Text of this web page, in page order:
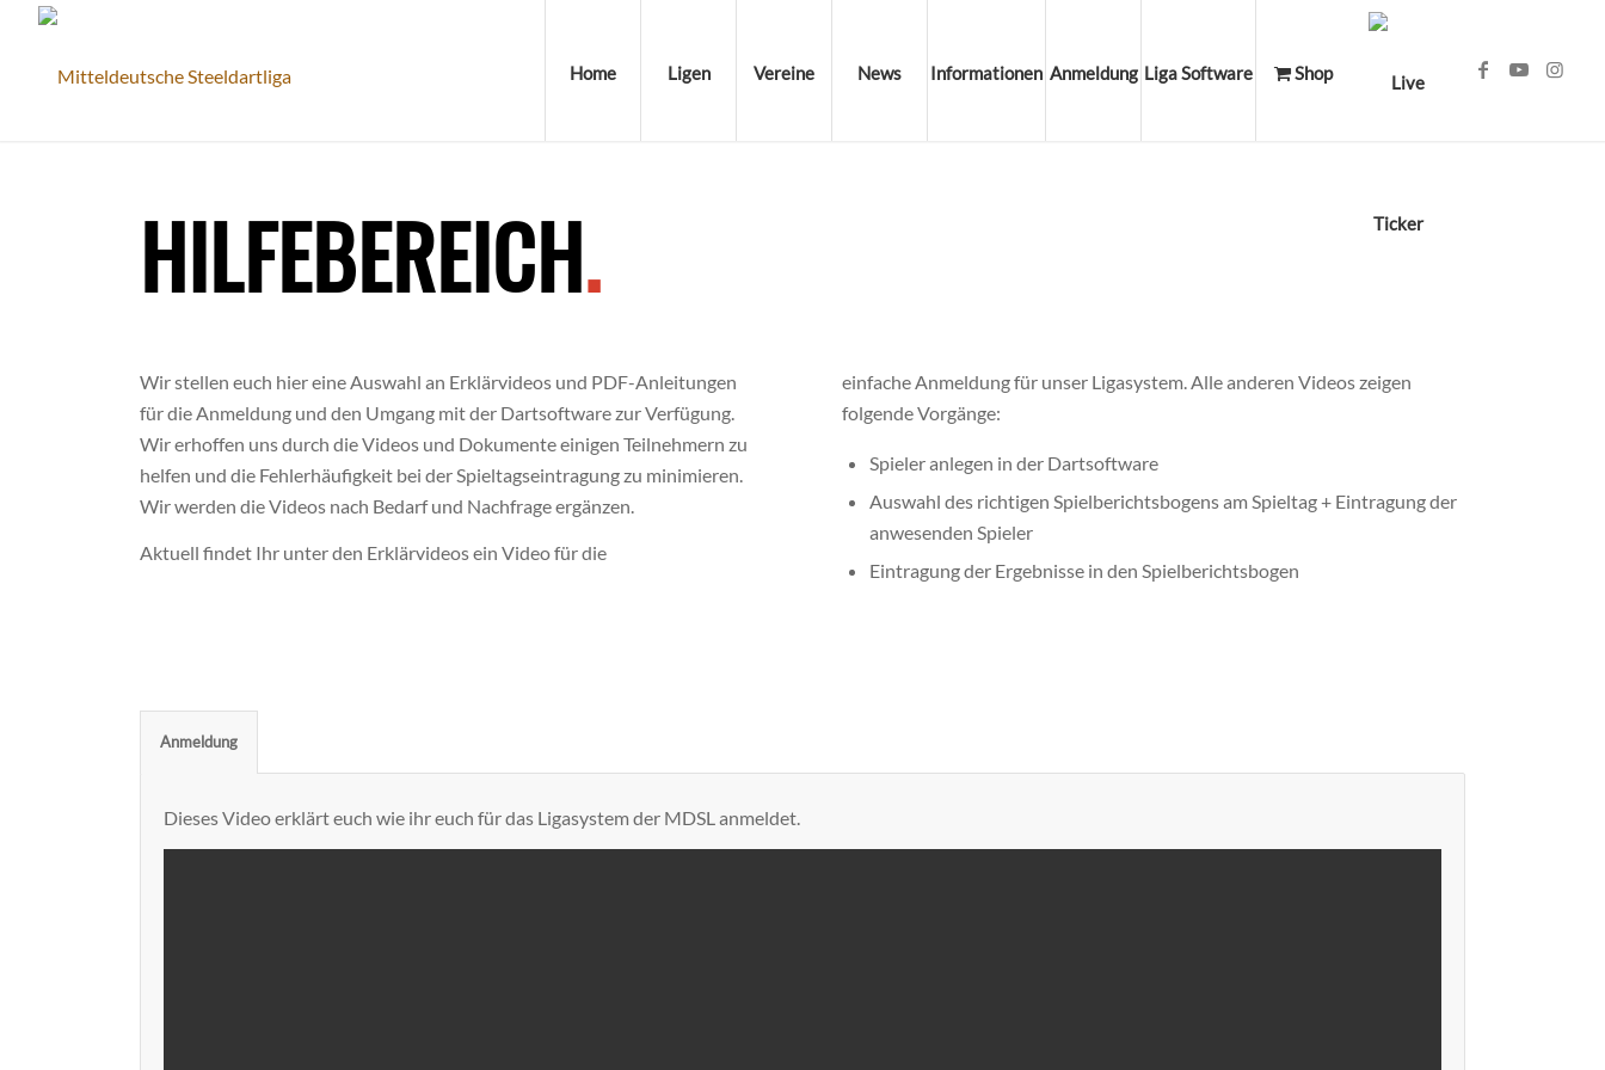
Home Ligen Vereine News Informationen Anmeldung Liga Software Shop
HILFEBEREICH .
Wir stellen euch hier eine Auswahl an Erklärvideos und PDF-Anleitungen
für die Anmeldung und den Umgang mit der Dartsoftware zur Verfügung.
Wir erhoffen uns durch die Videos und Dokumente einigen Teilnehmern zu
helfen und die Fehlerhäufigkeit bei der Spieltagseintragung zu minimieren.
Wir werden die Videos nach Bedarf und Nachfrage ergänzen.
Aktuell findet Ihr unter den Erklärvideos ein Video für die
einfache Anmeldung für unser Ligasystem. Alle anderen Videos zeigen
folgende Vorgänge:
Spieler anlegen in der Dartsoftware
Auswahl des richtigen Spielberichtsbogens am Spieltag + Eintragung der
anwesenden Spieler
Eintragung der Ergebnisse in den Spielberichtsbogen
Anmeldung
Dieses Video erklärt euch wie ihr euch für das Ligasystem der MDSL anmeldet.